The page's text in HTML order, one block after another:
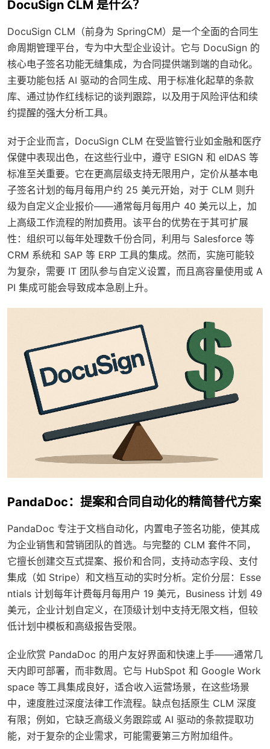
DocuSign CLM 是什么？
DocuSign CLM（前身为 SpringCM）是一个全面的合同生
命周期管理平台，专为中大型企业设计。它与 DocuSign 的
核心电子签名功能无缝集成，为合同提供端到端的自动化。
主要功能包括 AI 驱动的合同生成、用于标准化起草的条款
库、通过协作红线标记的谈判跟踪，以及用于风险评估和续
约提醒的强大分析工具。
对于企业而言，DocuSign CLM 在受监管行业如金融和医疗
保健中表现出色，在这些行业中，遵守 ESIGN 和 eIDAS 等
标准至关重要。它在更高层级支持无限用户，定价从基本电
子签名计划的每月每用户约 25 美元开始，对于 CLM 则升
级为自定义企业报价——通常每月每用户 40 美元以上，加
上高级工作流程的附加费用。该平台的优势在于其可扩展
性：组织可以每年处理数千份合同，利用与 Salesforce 等
CRM 系统和 SAP 等 ERP 工具的集成。然而，实施可能较
为复杂，需要 IT 团队参与自定义设置，而且高容量使用或 A
PI 集成可能会导致成本急剧上升。
PandaDoc：提案和合同自动化的精简替代方案
PandaDoc 专注于文档自动化，内置电子签名功能，使其成
为企业销售和营销团队的首选。与完整的 CLM 套件不同，
它擅长创建交互式提案、报价和合同，支持动态字段、支付
集成（如 Stripe）和文档互动的实时分析。定价分层：Esse
ntials 计划每年计费每月每用户 19 美元，Business 计划 49
美元，企业计划自定义，在顶级计划中支持无限文档，但较
低计划中模板和高级报告受限。
企业欣赏 PandaDoc 的用户友好界面和快速上手——通常几
天内即可部署，而非数周。它与 HubSpot 和 Google Work
space 等工具集成良好，适合收入运营场景，在这些场景
中，速度胜过深度法律工作流程。缺点包括原生 CLM 深度
有限；例如，它缺乏高级义务跟踪或 AI 驱动的条款提取功
能，对于复杂的企业需求，可能需要第三方附加组件。